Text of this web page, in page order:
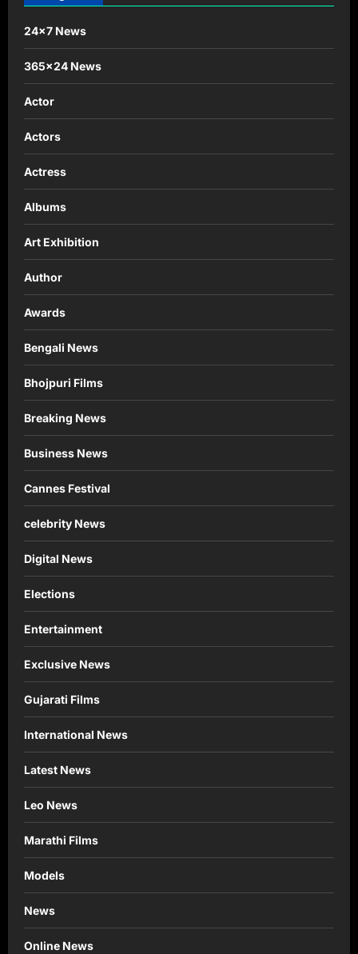
24×7 News
365×24 News
Actor
Actors
Actress
Albums
Art Exhibition
Author
Awards
Bengali News
Bhojpuri Films
Breaking News
Business News
Cannes Festival
celebrity News
Digital News
Elections
Entertainment
Exclusive News
Gujarati Films
International News
Latest News
Leo News
Marathi Films
Models
News
Online News